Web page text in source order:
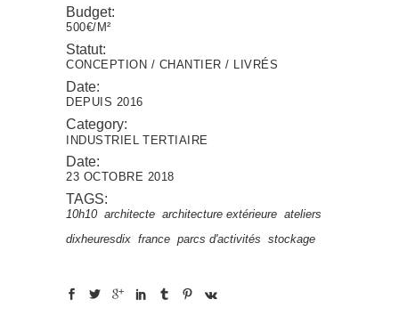
Budget:
500€/M²
Statut:
CONCEPTION / CHANTIER / LIVRÉS
Date:
DEPUIS 2016
Category:
INDUSTRIEL TERTIAIRE
Date:
23 OCTOBRE 2018
TAGS:
10h10 architecte architecture extérieure ateliers
dixheuresdix france parcs d'activités stockage